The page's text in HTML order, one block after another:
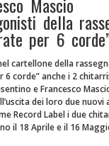
della
per 6
cartellone della
6 corde” anche i 2
e Francesco
dei loro due nuovi
Record Label i due
il 18 Aprile e il 16